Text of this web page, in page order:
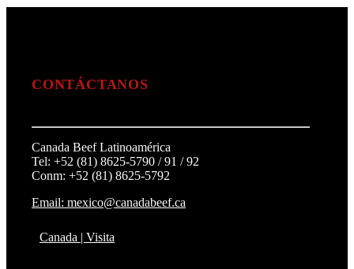
CONTÁCTANOS
Canada Beef Latinoamérica
Tel: +52 (81) 8625-5790 / 91 / 92
Conm: +52 (81) 8625-5792
Email: mexico@canadabeef.ca
Canada | Visita